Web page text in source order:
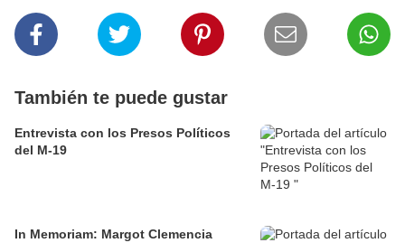
También te puede gustar
Entrevista con los Presos Políticos
del M-19
In Memoriam: Margot Clemencia